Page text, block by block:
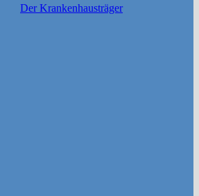
Der Krankenhausträger